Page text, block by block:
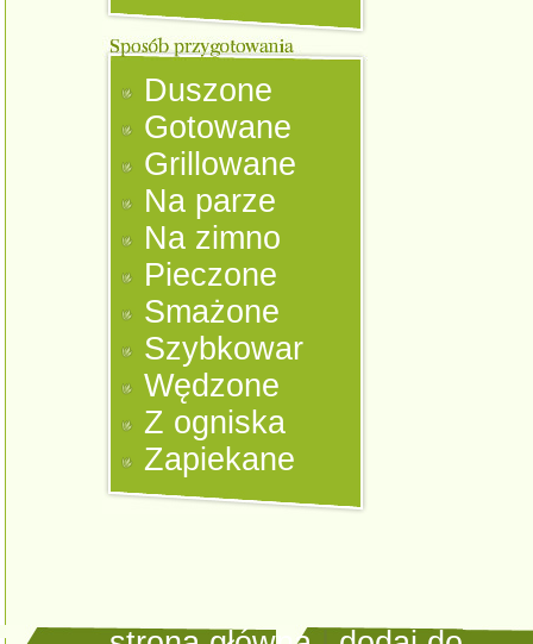
Duszone
Gotowane
Grillowane
Na parze
Na zimno
Pieczone
Smażone
Szybkowar
Wędzone
Z ogniska
Zapiekane